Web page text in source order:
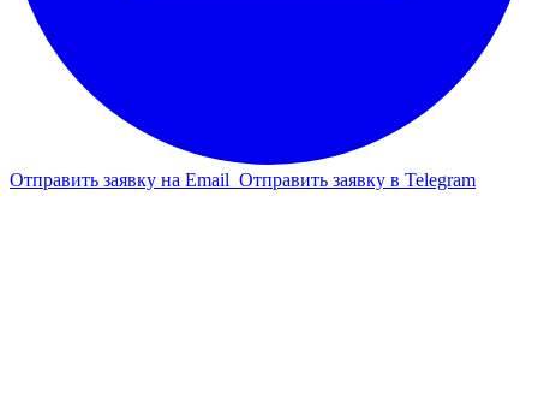
Отправить заявку на Email Отправить заявку в Telegram